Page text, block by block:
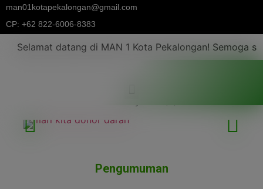
man01kotapekalongan@gmail.com
CP: +62 822-6006-8383
Kota Pekalongan! Semoga sukses selalu!
Pengumuman